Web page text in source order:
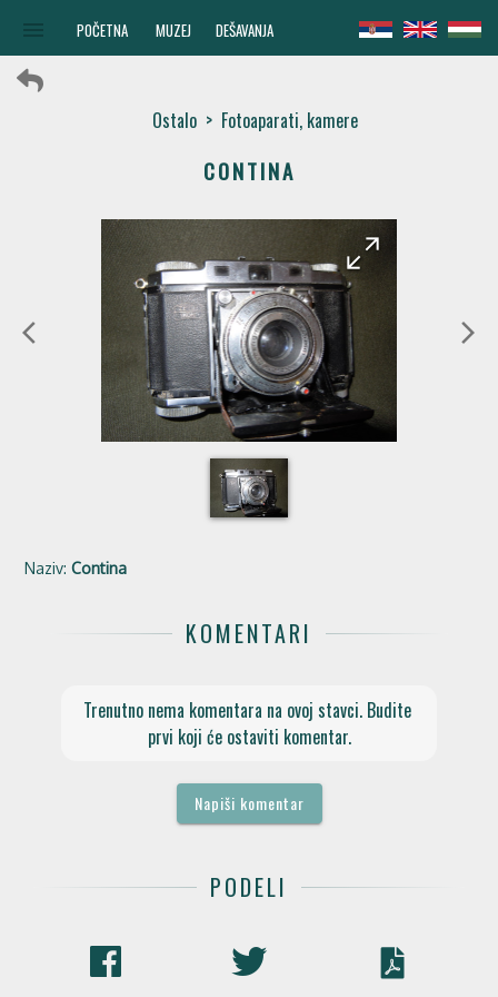
POČETNA MUZEJ DEŠAVANJA
Ostalo> Fotoaparati, kamere
CONTINA
arrow_back_ios
arrow_back
arrow_forward
arrow_forward_ios
Naziv:Contina
KOMENTARI
Trenutno nema komentara na ovoj stavci. Budite
prvi koji će ostaviti komentar.
Napiši komentar
PODELI